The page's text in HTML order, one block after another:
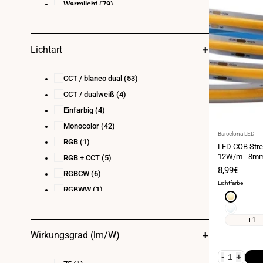
Anbieter:
Barcelona LED
LED COB
12W/m -
Metern - alle
8,99€
Lichtfarbe
Warmweiß
+1
- +
20 (7)
(7)
Warmlicht (79)
Lichtart
CCT / blanco dual (53)
CCT / dualweiß (4)
Einfarbig (4)
Monocolor (42)
RGB (1)
RGB + CCT (5)
RGBCW (6)
RGBWW (1)
Wirkungsgrad (lm/W)